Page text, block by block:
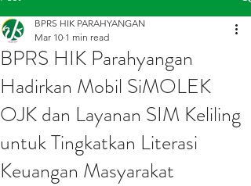
BPRS HIK Parahyangan
Hadirkan Mobil SiMOLEK
OJK dan Layanan SIM Keliling
untuk Tingkatkan Literasi
Keuangan Masyarakat
BPRS HIK PARAHYANGAN
Mar 10 1 min read